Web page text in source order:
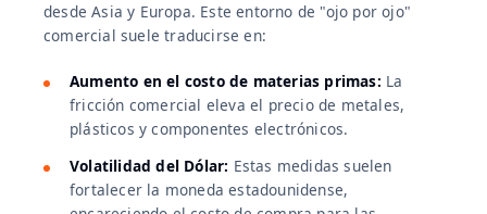
desde Asia y Europa. Este entorno de "ojo por ojo"
comercial suele traducirse en:
Aumento en el costo de materias primas: La
fricción comercial eleva el precio de metales,
plásticos y componentes electrónicos.
Volatilidad del Dólar: Estas medidas suelen
fortalecer la moneda estadounidense,